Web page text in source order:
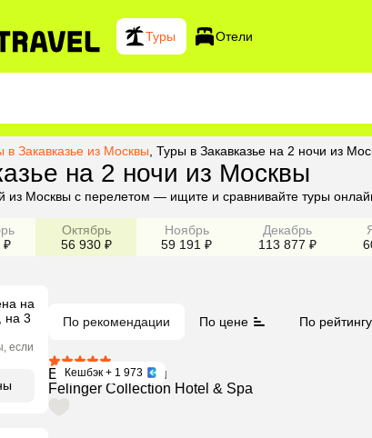
Туры Отели
в Закавказье из Москвы Туры в Закавказье на 2 ночи из
на 2 ночи из Москвы
из Москвы с перелетом — ищите и сравнивайте туры
₽
Октябрь
56 930 ₽
Ноябрь
59 191 ₽
Декабрь
113 877 ₽
на
на 3
если
По рекомендации По цене По рейтингу
Кешбэк + 1 973
Ереван, Армения
Felinger Collection Hotel & Spa